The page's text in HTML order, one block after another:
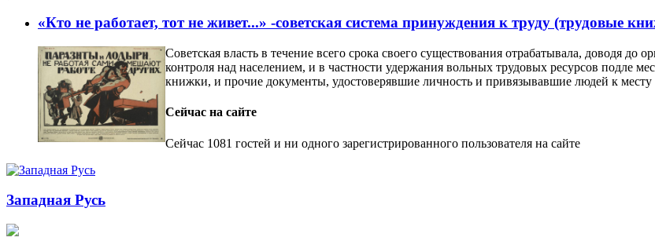
«Кто не работает, тот не живет...» -советская система принуждения к труду (трудовые
Советская власть в течение всего срока своего существования отрабатывала, доводя
контроля над населением, и в частности удержания вольных трудовых ресурсов подле
книжки, и прочие документы, удостоверявшие личность и привязывавшие людей к
Сейчас на сайте
Сейчас 1081 гостей и ни одного зарегистрированного пользователя на сайте
Западная Русь